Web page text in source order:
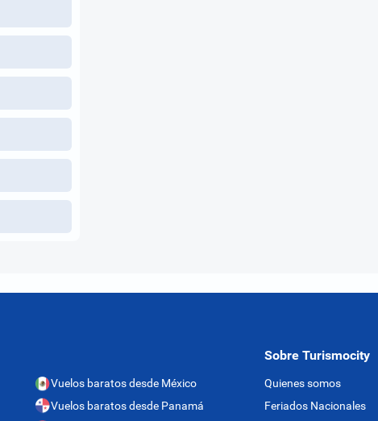
Vuelos baratos desde México
Vuelos baratos desde Panamá
Sobre Turismocity
Quienes somos
Feriados Nacionales